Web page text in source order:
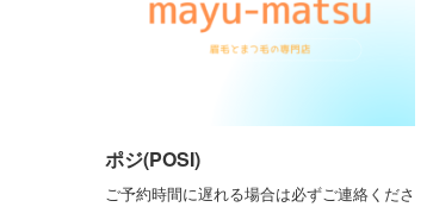
ポジ(POSI)
ご予約時間に遅れる場合は必ずご連絡くださ